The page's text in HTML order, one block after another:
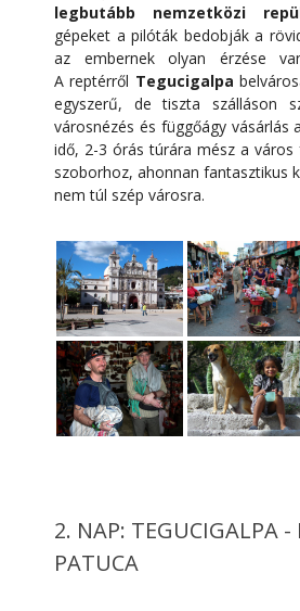
legbutább nemzetközi
gépeket a pilóták bedobják a
az embernek olyan érzése
A reptérről Tegucigalpa
egyszerű, de tiszta szálláson
városnézés és függőágy vásárlás
idő, 2-3 órás túrára mész a város
szoborhoz, ahonnan fantasztikus
nem túl szép városra.
2. NAP: TEGUCIGALPA -
PATUCA